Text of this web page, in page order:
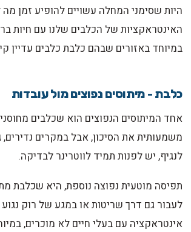
היות שסימני המחלה עשויים להופיע זמן
האינטראקציות של הכלבים שלנו עם חיות
במיוחד באזורים שבהם כלבת כלבים עדיין
כלבת - מיתוסים נפוצים מול עובדות
אחד המיתוסים הנפוצים הוא שכלבים
משמעותית את הסיכון, אבל במקרים נדירים,
לנגיף, יש לפנות תמיד לווטרינר לבדיקה.
תפיסה מוטעית נפוצה נוספת, היא שכלבת
לעבור גם דרך שריטות או במגע של רוק
אינטראקציה עם בעלי חיים לא מוכרים,